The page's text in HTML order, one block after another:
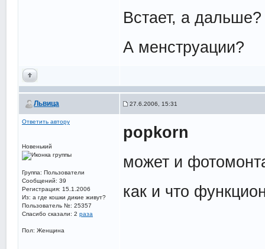
Встает, а дальше?
А менструации?
Львица 27.6.2006, 15:31
Ответить автору
Новенький
Группа: Пользователи
Сообщений: 39
Регистрация: 15.1.2006
Из: а где кошки дикие живут?
Пользователь №: 25357
Спасибо сказали: 2 раза
Пол: Женщина
popkorn
может и
как и что